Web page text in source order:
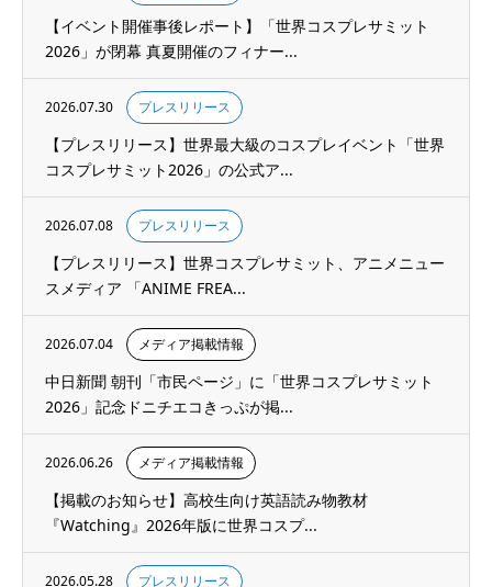
【イベント開催事後レポート】「世界コスプレサミット
2026」が閉幕 真夏開催のフィナー...
2026.07.30 プレスリリース
【プレスリリース】世界最大級のコスプレイベント「世界
コスプレサミット2026」の公式ア...
2026.07.08 プレスリリース
【プレスリリース】世界コスプレサミット、アニメニュー
スメディア 「ANIME FREA...
2026.07.04 メディア掲載情報
中日新聞 朝刊「市民ページ」に「世界コスプレサミット
2026」記念ドニチエコきっぷが掲...
2026.06.26 メディア掲載情報
【掲載のお知らせ】高校生向け英語読み物教材
『Watching』2026年版に世界コスプ...
2026.05.28 プレスリリース